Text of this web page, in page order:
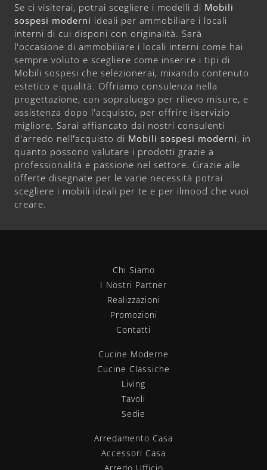
Se ci visiterai, potrai scegliere i modelli di Mobili
sospesi moderni ideali per ammobiliare i locali
interni di cui disponi con originalità. Sarà
l'occasione di ammobiliare i locali interni come hai
sempre voluto e scegliere come inserire i tipi di
Mobili sospesi che selezionerai, mixando contenuto
estetico e qualità. Offriamo consulenza nella
progettazione, con sopraluogo per rilievo misure, e
assistenza dopo l'acquisto, per offrire ilservizio
migliore. Sarai affiancato dai nostri consulenti
d'arredo nell’acquisto di Mobili sospesi moderni, in
quanto possono valutare i prodotti grazie a
professionalità e passione nel settore. Grazie alle
offerte disegnate per le varie necessità potrai
scegliere i mobili ideali per te e per ilmood che vuoi
creare.
Chi Siamo
I Nostri Partner
Realizzazioni
Promozioni
Contatti
Cucine Moderne
Cucine Classiche
Living
Tavoli
Sedie
Arredamento Casa
Accessori Casa
Arredo Ufficio